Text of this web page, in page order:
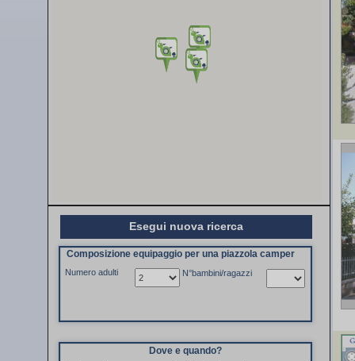
Esegui nuova ricerca
Composizione equipaggio per una piazzola camper
Numero adulti N°bambini/ragazzi
Dove e quando?